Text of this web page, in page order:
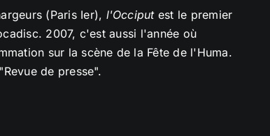
(Paris Ier), l'Occiputest le premier
2007, c'est aussi l'année où
sur la scène de la Fête de l'Huma.
de presse".